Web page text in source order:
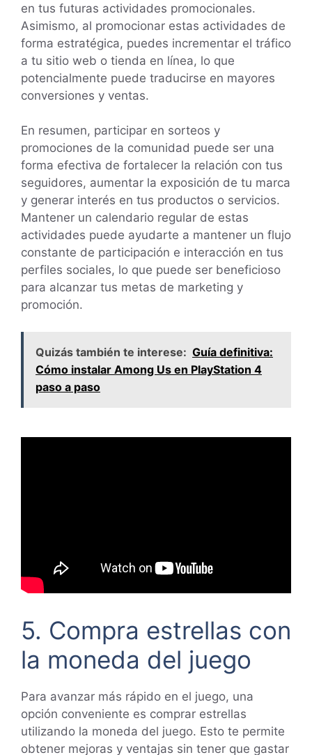
en tus futuras actividades promocionales.
Asimismo, al promocionar estas actividades de
forma estratégica, puedes incrementar el tráfico
a tu sitio web o tienda en línea, lo que
potencialmente puede traducirse en mayores
conversiones y ventas.
En resumen, participar en sorteos y
promociones de la comunidad puede ser una
forma efectiva de fortalecer la relación con tus
seguidores, aumentar la exposición de tu marca
y generar interés en tus productos o servicios.
Mantener un calendario regular de estas
actividades puede ayudarte a mantener un flujo
constante de participación e interacción en tus
perfiles sociales, lo que puede ser beneficioso
para alcanzar tus metas de marketing y
promoción.
Quizás también te interese: Guía definitiva:
Cómo instalar Among Us en PlayStation 4
paso a paso
5. Compra estrellas con
la moneda del juego
Para avanzar más rápido en el juego, una
opción conveniente es comprar estrellas
utilizando la moneda del juego. Esto te permite
obtener mejoras y ventajas sin tener que gastar